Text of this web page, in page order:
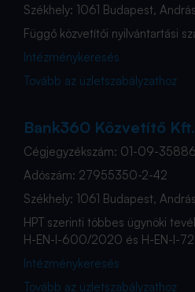
Székhely: 1061 Budapest,
Függő közvetítői nyilvántartási
Intézménykeresés
Tovább az üzletszabályzathoz
Bank360 Közvetítő Kft.
Cégjegyzékszám: 01-09-
Adószám: 27955350-2-42
Székhely: 1061 Budapest,
HPT szerinti többes ügynöki
H-EN-I-600/2020 és H-EN-I-
Intézménykeresés
Tovább az üzletszabályzathoz